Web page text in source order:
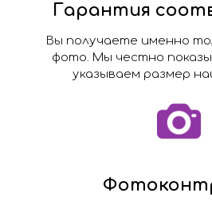
Гарантия
Вы получаете именно
фото. Мы честно
указываем размер